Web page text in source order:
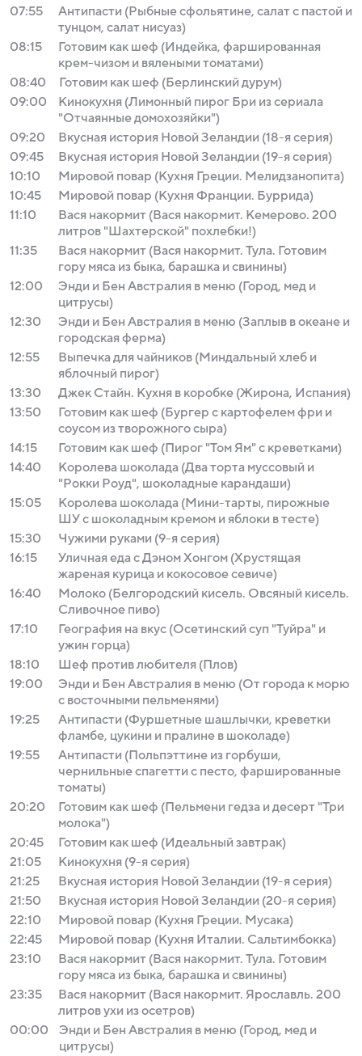
07:55
Антипасти (Рыбные сфольятине, салат с пастой и
тунцом, салат нисуаз)
08:15
Готовим как шеф (Индейка, фаршированная
крем-чизом и вялеными томатами)
08:40
Готовим как шеф (Берлинский дурум)
09:00
Кинокухня (Лимонный пирог Бри из сериала
"Отчаянные домохозяйки")
09:20
Вкусная история Новой Зеландии (18-я серия)
09:45
Вкусная история Новой Зеландии (19-я серия)
10:10
Мировой повар (Кухня Греции. Мелидзанопита)
10:45
Мировой повар (Кухня Франции. Буррида)
11:10
Вася накормит (Вася накормит. Кемерово. 200
литров "Шахтерской" похлебки!)
11:35
Вася накормит (Вася накормит. Тула. Готовим
гору мяса из быка, барашка и свинины)
12:00
Энди и Бен Австралия в меню (Город, мед и
цитрусы)
12:30
Энди и Бен Австралия в меню (Заплыв в океане и
городская ферма)
12:55
Выпечка для чайников (Миндальный хлеб и
яблочный пирог)
13:30
Джек Стайн. Кухня в коробке (Жирона, Испания)
13:50
Готовим как шеф (Бургер с картофелем фри и
соусом из творожного сыра)
14:15
Готовим как шеф (Пирог "Том Ям" с креветками)
14:40
Королева шоколада (Два торта муссовый и
"Рокки Роуд", шоколадные карандаши)
15:05
Королева шоколада (Мини-тарты, пирожные
ШУ с шоколадным кремом и яблоки в тесте)
15:30
Чужими руками (9-я серия)
16:15
Уличная еда с Дэном Хонгом (Хрустящая
жареная курица и кокосовое севиче)
16:40
Молоко (Белгородский кисель. Овсяный кисель.
Сливочное пиво)
17:10
География на вкус (Осетинский суп "Туйра" и
ужин горца)
18:10
Шеф против любителя (Плов)
19:00
Энди и Бен Австралия в меню (От города к морю
с восточными пельменями)
19:25
Антипасти (Фуршетные шашлычки, креветки
фламбе, цукини и пралине в шоколаде)
19:55
Антипасти (Польпэттине из горбуши,
чернильные спагетти с песто, фаршированные
томаты)
20:20
Готовим как шеф (Пельмени гедза и десерт "Три
молока")
20:45
Готовим как шеф (Идеальный завтрак)
21:05
Кинокухня (9-я серия)
21:25
Вкусная история Новой Зеландии (19-я серия)
21:50
Вкусная история Новой Зеландии (20-я серия)
22:10
Мировой повар (Кухня Греции. Мусака)
22:45
Мировой повар (Кухня Италии. Сальтимбокка)
23:10
Вася накормит (Вася накормит. Тула. Готовим
гору мяса из быка, барашка и свинины)
23:35
Вася накормит (Вася накормит. Ярославль. 200
литров ухи из осетров)
00:00
Энди и Бен Австралия в меню (Город, мед и
цитрусы)